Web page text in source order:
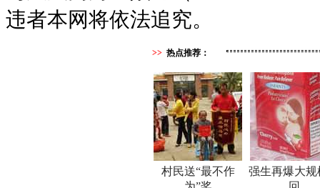
违者本网将依法追究。
>> 热点推荐：
村民送“最不作
强生再爆大规